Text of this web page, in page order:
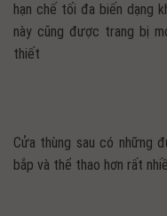
hạn chế tối đa biến dạng
này cũng được trang bị
thiết
Cửa thùng sau có những
bắp và thể thao hơn rất